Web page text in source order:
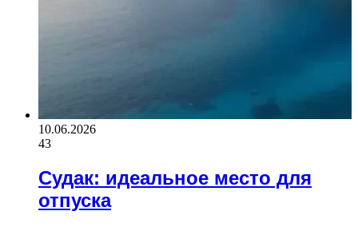
10.06.2026
43
Судак: идеальное место для
отпуска